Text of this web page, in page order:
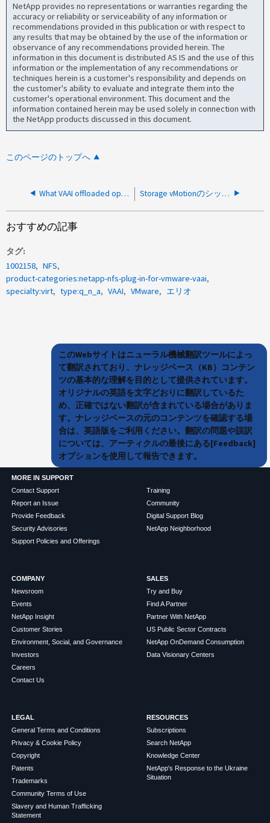
NetApp provides no representations or warranties regarding the
accuracy or reliability or serviceability of any information or
recommendations provided in this publication or with respect to
any results that may be obtained by the use of the information or
observance of any recommendations provided herein. The
information in this document is distributed AS IS and the use of this
information or the implementation of any recommendations or
techniques herein is a customer's responsibility and depends on
the customer's ability to evaluate and integrate them into the
customer's operational environment. This document and the
information contained herein may be used solely in connection with
the NetApp products discussed in this document.
このページのトップへ
What VAAI offloaded operations are supported by Data ONTAP? Storage vMotionのシックプロビジョニングオプションを実行できない場合
おすすめの記事
タグ
1002158
NFS
product-categories:netapp-nfs-plug-in-for-vmware-vaai
specialty:virt
type:q_n_a VAAI VMware エリオ
このWebサイトはニューラル機械翻訳ツールによっ
て翻訳されており、ナレッジベース（KB）コンテン
ツの基本的な理解を目的として提供されています。
オリジナルの英語を文字どおりに翻訳しているた
め、正確ではない翻訳が含まれている場合がありま
す。ナレッジベースの元のコンテンツを確認する場
合は、英語版をご利用ください。翻訳の問題や誤訳
については、アーティクルの最後にある[Feedback]
オプションを使用して報告できます。
MORE IN SUPPORT
Contact Support
Report an Issue
Provide Feedback
Security Advisories
Support Policies and Offerings
Training
Community
Digital Support Blog
NetApp Neighborhood
COMPANY
Newsroom
Events
NetApp Insight
Customer Stories
Environment, Social, and Governance
Investors
Careers
Contact Us
SALES
Try and Buy
Find A Partner
Partner With NetApp
US Public Sector Contracts
NetApp OnDemand Consumption
Data Visionary Centers
LEGAL
General Terms and Conditions
Privacy & Cookie Policy
Copyright
Patents
Trademarks
Community Terms of Use
Slavery and Human Trafficking
Statement
RESOURCES
Subscriptions
Search NetApp
Knowledge Center
NetApp's Response to the Ukraine
Situation